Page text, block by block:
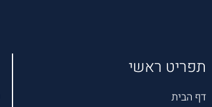
תפריט ראשי
דף הבית